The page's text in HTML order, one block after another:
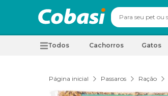
Todos Cachorros Gatos
Página inicial Passaros Ração